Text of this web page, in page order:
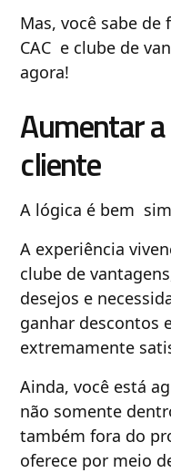
Mas, você sabe
CAC e clube de
agora!
Aumentar
cliente
A lógica é bem
A experiência
clube de
desejos e
ganhar descontos
extremamente
Ainda, você está
não somente
também fora do
oferece por meio